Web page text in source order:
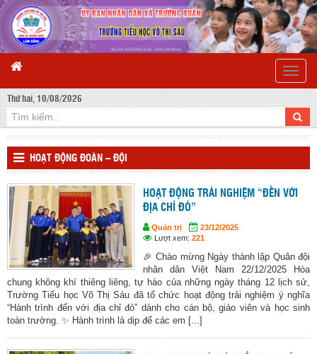
Toggle
Thứ hai, 10/08/2026
HOẠT ĐỘNG ĐOÀN – ĐỘI
HOẠT ĐỘNG TRẢI NGHIỆM “ĐẾN VỚI
ĐỊA CHỈ ĐỎ”
Quản trị
23/12/2025
Lượt xem: 221
🎉 Chào mừng Ngày thành lập Quân đội
nhân dân Việt Nam 22/12/2025 Hòa
chung không khí thiêng liêng, tự hào của những ngày tháng 12 lịch sử,
Trường Tiểu học Võ Thị Sáu đã tổ chức hoạt động trải nghiệm ý nghĩa
“Hành trình đến với địa chỉ đỏ” dành cho cán bộ, giáo viên và học sinh
toàn trường. ✨ Hành trình là dịp để các em [...]